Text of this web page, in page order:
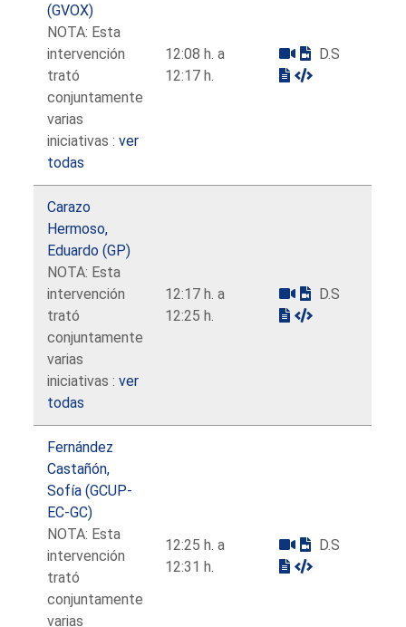
(GVOX)
NOTA: Esta
intervención
trató
conjuntamente
varias
iniciativas :ver
todas
12:08 h. a
12:17 h.
D.S
Carazo
Hermoso,
Eduardo (GP)
NOTA: Esta
intervención
trató
conjuntamente
varias
iniciativas :ver
todas
12:17 h. a
12:25 h.
D.S
Fernández
Castañón,
Sofía (GCUP-
EC-GC)
NOTA: Esta
intervención
trató
conjuntamente
varias
12:25 h. a
12:31 h.
D.S